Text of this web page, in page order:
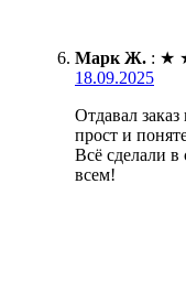
Марк Ж. : ★
18.09.2025
Отдавал
прост и
Всё сделали в
всем!